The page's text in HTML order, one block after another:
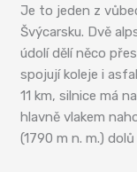
Je to jeden z
Švýcarsku. Dvě
údolí dělí něco
spojují koleje i
11 km, silnice má
hlavně vlakem
(1790 m n. m.)